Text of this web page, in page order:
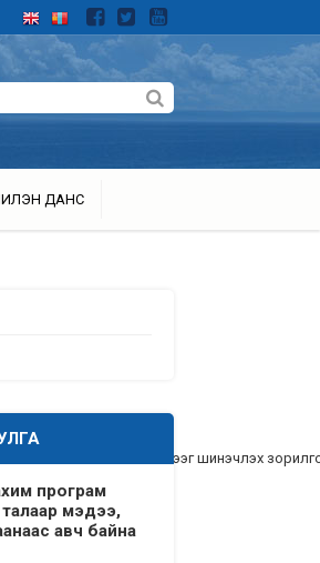
ДАНС
хийх ажлын үнэлгээг шинэчлэх
програм
мэдээ,
авч байна